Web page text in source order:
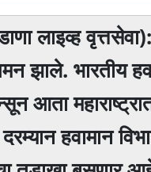
लाइव्ह
झाले. भारतीय
आता
हवामान